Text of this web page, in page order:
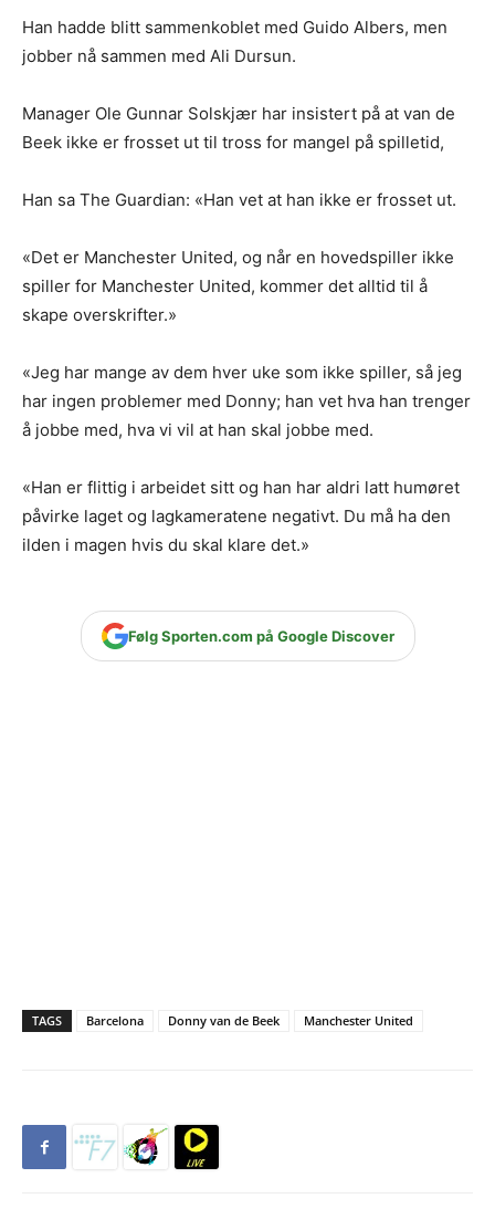
Han hadde blitt sammenkoblet med Guido Albers, men
jobber nå sammen med Ali Dursun.
Manager Ole Gunnar Solskjær har insistert på at van de
Beek ikke er frosset ut til tross for mangel på spilletid,
Han sa The Guardian: «Han vet at han ikke er frosset ut.
«Det er Manchester United, og når en hovedspiller ikke
spiller for Manchester United, kommer det alltid til å
skape overskrifter.»
«Jeg har mange av dem hver uke som ikke spiller, så jeg
har ingen problemer med Donny; han vet hva han trenger
å jobbe med, hva vi vil at han skal jobbe med.
«Han er flittig i arbeidet sitt og han har aldri latt humøret
påvirke laget og lagkameratene negativt. Du må ha den
ilden i magen hvis du skal klare det.»
Følg Sporten.com på Google Discover
TAGS Barcelona Donny van de Beek Manchester United